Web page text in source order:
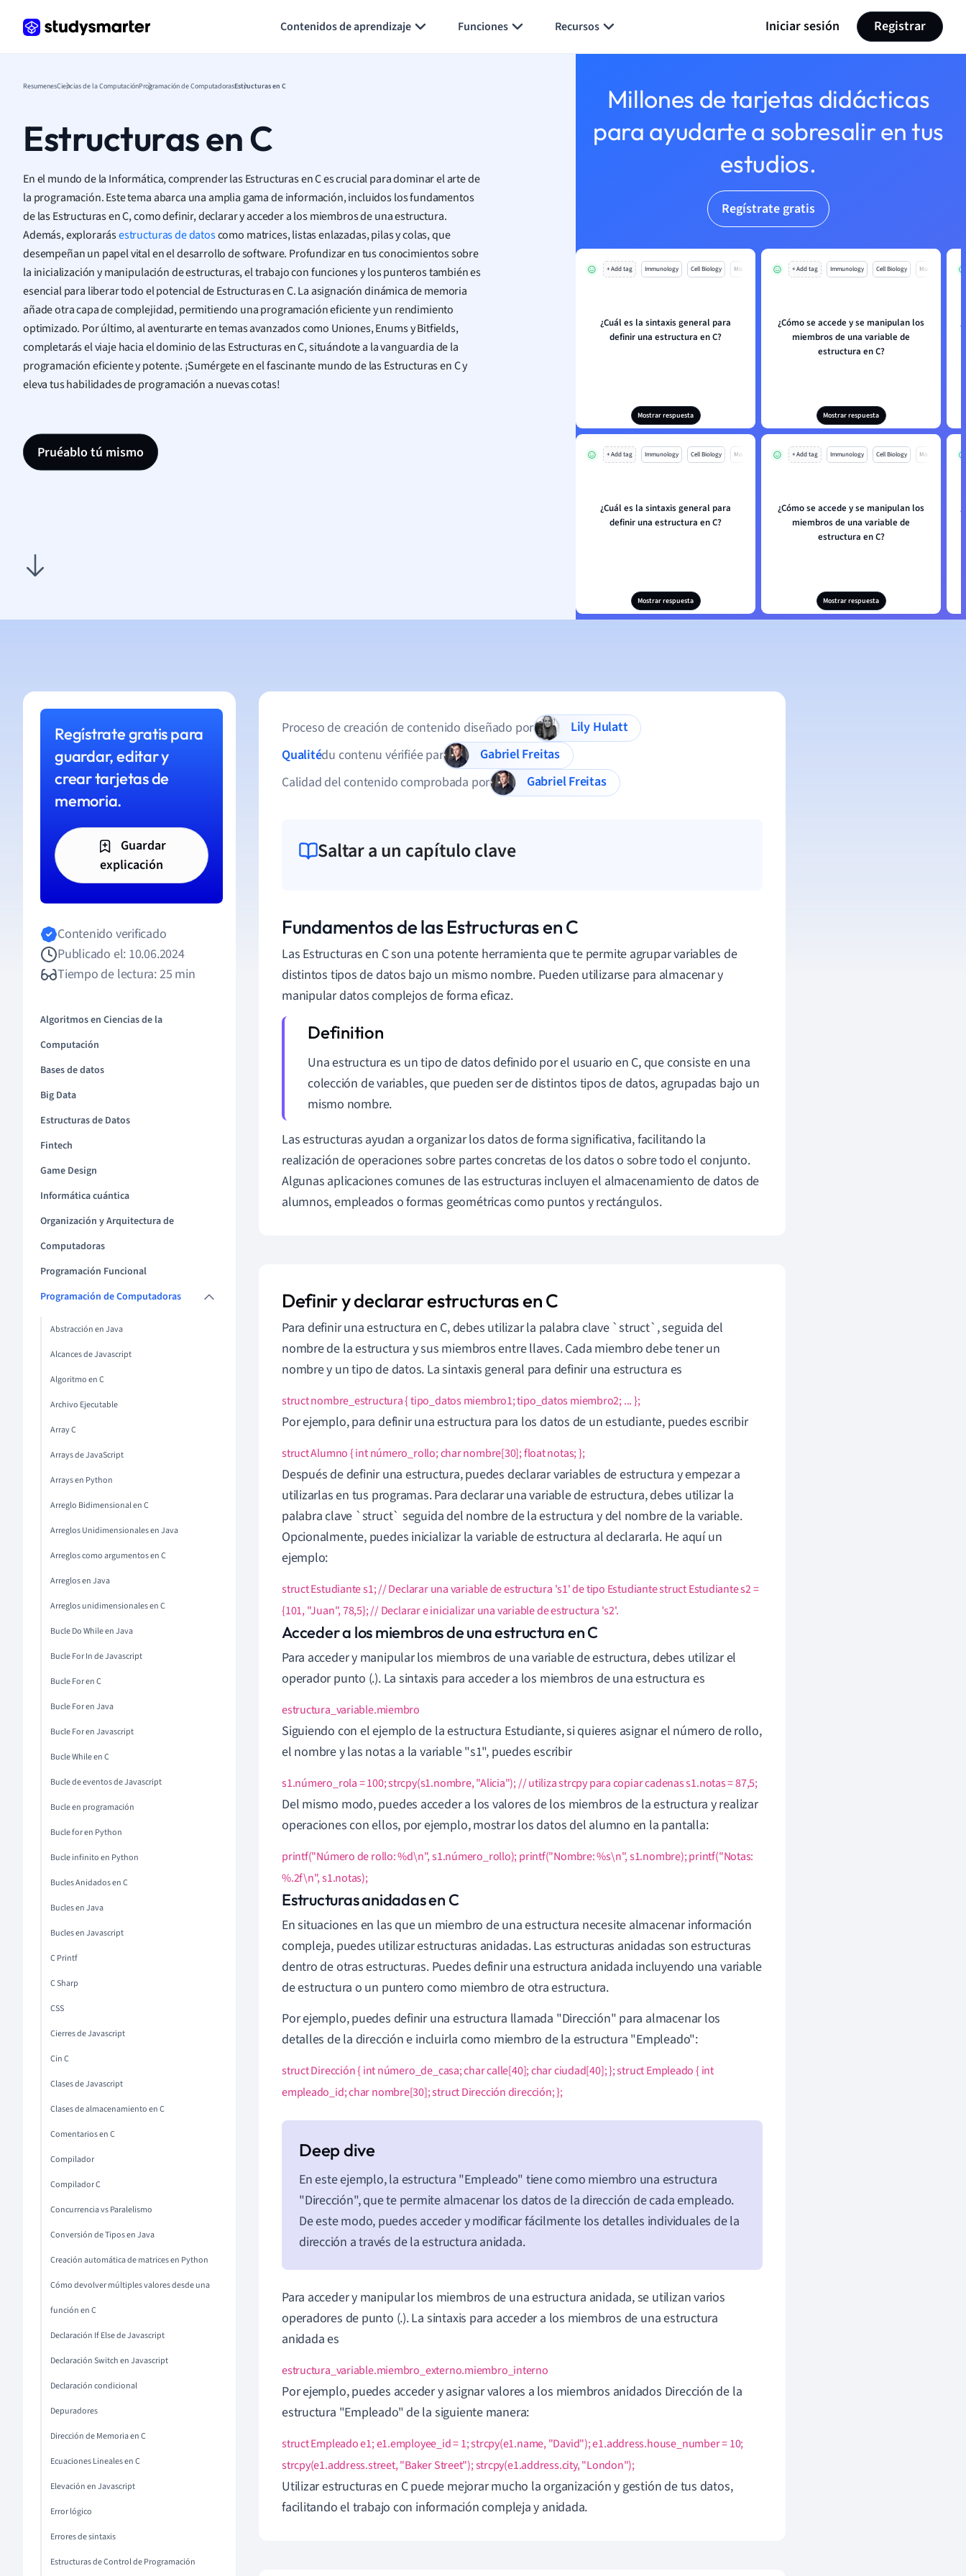
Contenidos de aprendizaje Funciones Recursos Iniciar sesión Registrar
ResumenesCiencias de la ComputaciónProgramación de ComputadorasEstructuras en C
Estructuras en C
En el mundo de la Informática, comprender las Estructuras en C es crucial para dominar el arte de
la programación. Este tema abarca una amplia gama de información, incluidos los fundamentos
de las Estructuras en C, como definir, declarar y acceder a los miembros de una estructura.
Además, explorarásestructuras de datoscomo matrices, listas enlazadas, pilas y colas, que
desempeñan un papel vital en el desarrollo de software. Profundizar en tus conocimientos sobre
la inicialización y manipulación de estructuras, el trabajo con funciones y los punteros también es
esencial para liberar todo el potencial de Estructuras en C. La asignación dinámica de memoria
añade otra capa de complejidad, permitiendo una programación eficiente y un rendimiento
optimizado. Por último, al aventurarte en temas avanzados como Uniones, Enums y Bitfields,
completarás el viaje hacia el dominio de las Estructuras en C, situándote a la vanguardia de la
programación eficiente y potente. ¡Sumérgete en el fascinante mundo de las Estructuras en C y
eleva tus habilidades de programación a nuevas cotas!
Pruéablo tú mismo
Millones de tarjetas didácticas
para ayudarte a sobresalir en tus
estudios.
Regístrate gratis
+ Add tag Immunology Cell Biology Mo
¿Cuál es la sintaxis general para
definir una estructura en C?
Mostrar respuesta
+ Add tag Immunology Cell Biology Mo
¿Cómo se accede y se manipulan los
miembros de una variable de
estructura en C?
Mostrar respuesta
+ Add tag Immunology Cell Biology Mo
¿Cuál es la sintaxis general para
definir una estructura en C?
Mostrar respuesta
+ Add tag Immunology Cell Biology Mo
¿Cómo se accede y se manipulan los
miembros de una variable de
estructura en C?
Mostrar respuesta
Regístrate gratis para
guardar, editar y
crear tarjetas de
memoria.
Guardar
explicación
Contenido verificado
Publicado el: 10.06.2024
Tiempo de lectura: 25 min
Algoritmos en Ciencias de la
Computación
Bases de datos
Big Data
Estructuras de Datos
Fintech
Game Design
Informática cuántica
Organización y Arquitectura de
Computadoras
Programación Funcional
Programación de Computadoras
Abstracción en Java
Alcances de Javascript
Algoritmo en C
Archivo Ejecutable
Array C
Arrays de JavaScript
Arrays en Python
Arreglo Bidimensional en C
Arreglos Unidimensionales en Java
Arreglos como argumentos en C
Arreglos en Java
Arreglos unidimensionales en C
Bucle Do While en Java
Bucle For In de Javascript
Bucle For en C
Bucle For en Java
Bucle For en Javascript
Bucle While en C
Bucle de eventos de Javascript
Bucle en programación
Bucle for en Python
Bucle infinito en Python
Bucles Anidados en C
Bucles en Java
Bucles en Javascript
C Printf
C Sharp
CSS
Cierres de Javascript
Cin C
Clases de Javascript
Clases de almacenamiento en C
Comentarios en C
Compilador
Compilador C
Concurrencia vs Paralelismo
Conversión de Tipos en Java
Creación automática de matrices en Python
Cómo devolver múltiples valores desde una
función en C
Declaración If Else de Javascript
Declaración Switch en Javascript
Declaración condicional
Depuradores
Dirección de Memoria en C
Ecuaciones Lineales en C
Elevación en Javascript
Error lógico
Errores de sintaxis
Estructuras de Control de Programación
Proceso de creación de contenido diseñado por
Lily Hulatt
Qualitédu contenu vérifiée par
Gabriel Freitas
Calidad del contenido comprobada por
Gabriel Freitas
Saltar a un capítulo clave
Fundamentos de las Estructuras en C
Las Estructuras en C son una potente herramienta que te permite agrupar variables de
distintos tipos de datos bajo un mismo nombre. Pueden utilizarse para almacenar y
manipular datos complejos de forma eficaz.
Una estructura es un tipo de datos definido por el usuario en C, que consiste en una
colección de variables, que pueden ser de distintos tipos de datos, agrupadas bajo un
mismo nombre.
Las estructuras ayudan a organizar los datos de forma significativa, facilitando la
realización de operaciones sobre partes concretas de los datos o sobre todo el conjunto.
Algunas aplicaciones comunes de las estructuras incluyen el almacenamiento de datos de
alumnos, empleados o formas geométricas como puntos y rectángulos.
Definir y declarar estructuras en C
Para definir una estructura en C, debes utilizar la palabra clave `struct`, seguida del
nombre de la estructura y sus miembros entre llaves. Cada miembro debe tener un
nombre y un tipo de datos. La sintaxis general para definir una estructura es
struct nombre_estructura { tipo_datos miembro1; tipo_datos miembro2; ... };
Por ejemplo, para definir una estructura para los datos de un estudiante, puedes escribir
struct Alumno { int número_rollo; char nombre[30]; float notas; };
Después de definir una estructura, puedes declarar variables de estructura y empezar a
utilizarlas en tus programas. Para declarar una variable de estructura, debes utilizar la
palabra clave `struct` seguida del nombre de la estructura y del nombre de la variable.
Opcionalmente, puedes inicializar la variable de estructura al declararla. He aquí un
ejemplo:
struct Estudiante s1; // Declarar una variable de estructura 's1' de tipo Estudiante struct Estudiante s2 =
{101, "Juan", 78,5}; // Declarar e inicializar una variable de estructura 's2'.
Acceder a los miembros de una estructura en C
Para acceder y manipular los miembros de una variable de estructura, debes utilizar el
operador punto (.). La sintaxis para acceder a los miembros de una estructura es
estructura_variable.miembro
Siguiendo con el ejemplo de la estructura Estudiante, si quieres asignar el número de rollo,
el nombre y las notas a la variable "s1", puedes escribir
s1.número_rola = 100; strcpy(s1.nombre, "Alicia"); // utiliza strcpy para copiar cadenas s1.notas = 87,5;
Del mismo modo, puedes acceder a los valores de los miembros de la estructura y realizar
operaciones con ellos, por ejemplo, mostrar los datos del alumno en la pantalla:
printf("Número de rollo: %d\n", s1.número_rollo); printf("Nombre: %s\n", s1.nombre); printf("Notas:
%.2f\n", s1.notas);
Estructuras anidadas en C
En situaciones en las que un miembro de una estructura necesite almacenar información
compleja, puedes utilizar estructuras anidadas. Las estructuras anidadas son estructuras
dentro de otras estructuras. Puedes definir una estructura anidada incluyendo una variable
de estructura o un puntero como miembro de otra estructura.
Por ejemplo, puedes definir una estructura llamada "Dirección" para almacenar los
detalles de la dirección e incluirla como miembro de la estructura "Empleado":
struct Dirección { int número_de_casa; char calle[40]; char ciudad[40]; }; struct Empleado { int
empleado_id; char nombre[30]; struct Dirección dirección; };
En este ejemplo, la estructura "Empleado" tiene como miembro una estructura
"Dirección", que te permite almacenar los datos de la dirección de cada empleado.
De este modo, puedes acceder y modificar fácilmente los detalles individuales de la
dirección a través de la estructura anidada.
Para acceder y manipular los miembros de una estructura anidada, se utilizan varios
operadores de punto (.). La sintaxis para acceder a los miembros de una estructura
anidada es
estructura_variable.miembro_externo.miembro_interno
Por ejemplo, puedes acceder y asignar valores a los miembros anidados Dirección de la
estructura "Empleado" de la siguiente manera:
struct Empleado e1; e1.employee_id = 1; strcpy(e1.name, "David"); e1.address.house_number = 10;
strcpy(e1.address.street, "Baker Street"); strcpy(e1.address.city, "London");
Utilizar estructuras en C puede mejorar mucho la organización y gestión de tus datos,
facilitando el trabajo con información compleja y anidada.